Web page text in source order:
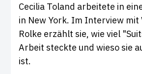
Cecilia Toland arbeitete in
in New York. Im Interview mit
Rolke erzählt sie, wie viel
Arbeit steckte und wieso sie
ist.